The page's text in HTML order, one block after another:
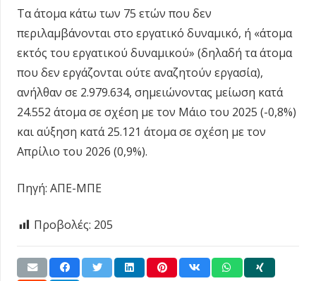
Τα άτομα κάτω των 75 ετών που δεν
περιλαμβάνονται στο εργατικό δυναμικό, ή «άτομα
εκτός του εργατικού δυναμικού» (δηλαδή τα άτομα
που δεν εργάζονται ούτε αναζητούν εργασία),
ανήλθαν σε 2.979.634, σημειώνοντας μείωση κατά
24.552 άτομα σε σχέση με τον Μάιο του 2025 (-0,8%)
και αύξηση κατά 25.121 άτομα σε σχέση με τον
Απρίλιο του 2026 (0,9%).
Πηγή: ΑΠΕ-ΜΠΕ
Προβολές: 205